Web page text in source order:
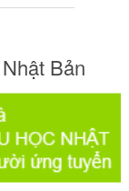
Bản